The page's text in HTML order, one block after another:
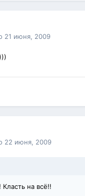
21 июня, 2009
22 июня, 2009
на всё!!